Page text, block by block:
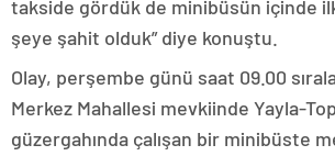
takside gördük de minibüsün içinde
şeye şahit olduk” diye konuştu.
Olay, perşembe günü saat 09.00
Merkez Mahallesi mevkiinde Yayla-
güzergahında çalışan bir minibüste